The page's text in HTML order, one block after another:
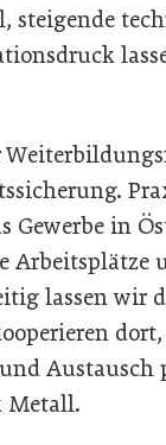
steigende
in
Arbeitsplätze
lassen wir
Austausch
Metall.